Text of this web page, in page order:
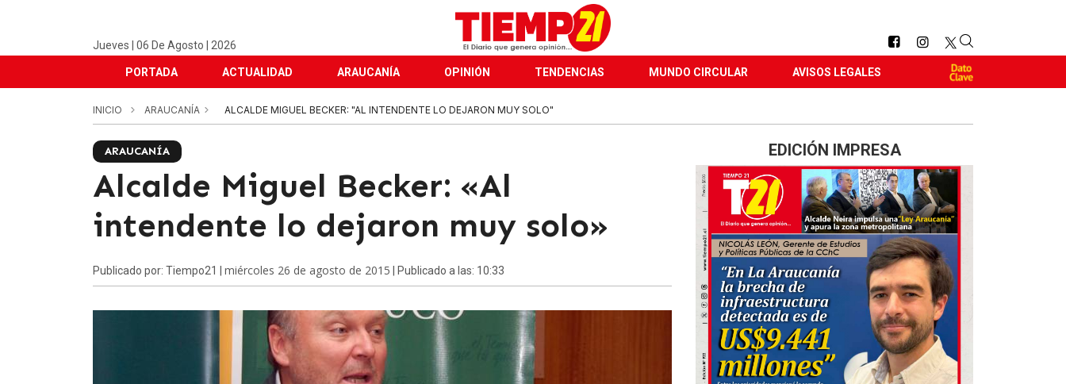
Jueves | 06 De Agosto | 2026
PORTADA ACTUALIDAD ARAUCANÍA OPINIÓN TENDENCIAS MUNDO CIRCULAR AVISOS LEGALES
INICIO ARAUCANÍA ALCALDE MIGUEL BECKER: "AL INTENDENTE LO DEJARON MUY SOLO"
ARAUCANÍA
Alcalde Miguel Becker: «Al
intendente lo dejaron muy solo»
Publicado por: Tiempo21 | miércoles 26 de agosto de 2015 | Publicado a las: 10:33
EDICIÓN IMPRESA